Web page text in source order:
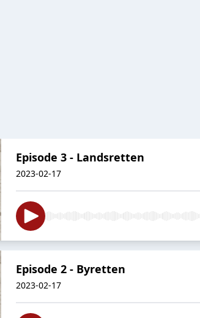
Episode 3 - Landsretten
2023-02-17
Episode 2 - Byretten
2023-02-17